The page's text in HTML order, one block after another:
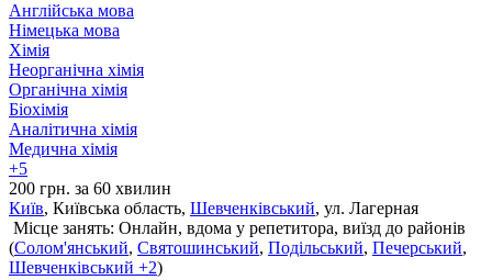
Англійська мова
Німецька мова
Хімія
Неорганічна хімія
Органічна хімія
Біохімія
Аналітична хімія
Медична хімія
+5
200 грн. за 60 хвилин
Київ, Київська область, Шевченківський, ул. Лагерная
Місце занять: Онлайн, вдома у репетитора, виїзд до районів
(Солом'янський, Святошинський, Подільський, Печерський,
Шевченківський +2)